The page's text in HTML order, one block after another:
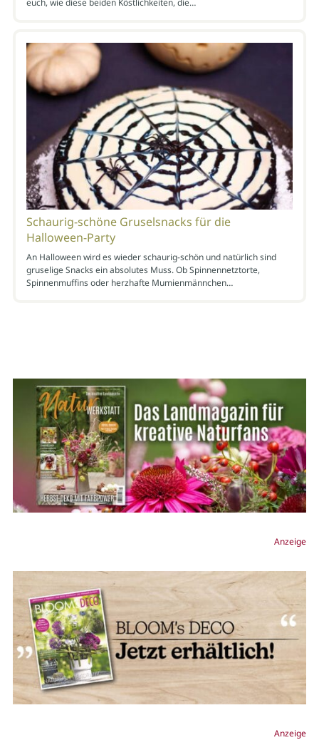
euch, wie diese beiden Köstlichkeiten, die…
Schaurig-schöne Gruselsnacks für die
Halloween-Party
An Halloween wird es wieder schaurig-schön und natürlich sind
gruselige Snacks ein absolutes Muss. Ob Spinnennetztorte,
Spinnenmuffins oder herzhafte Mumienmännchen…
Anzeige
Anzeige